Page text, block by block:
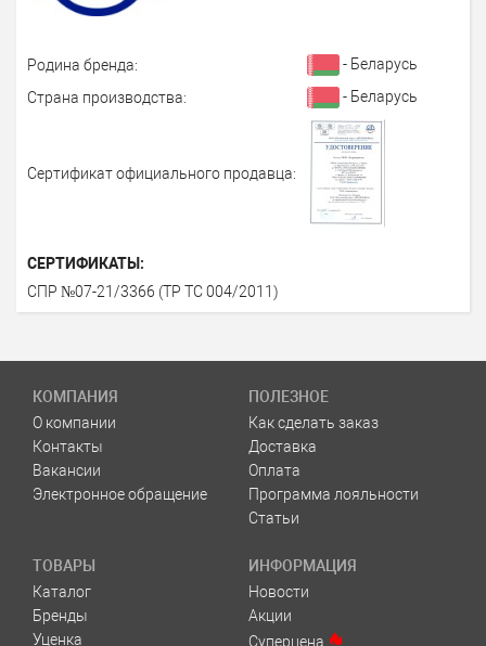
Родина бренда:
- Беларусь
Страна производства:
- Беларусь
Сертификат официального продавца:
СЕРТИФИКАТЫ:
СПР №07-21/3366 (ТР ТС 004/2011)
КОМПАНИЯ
О компании
Контакты
Вакансии
Электронное обращение
ПОЛЕЗНОЕ
Как сделать заказ
Доставка
Оплата
Программа лояльности
Статьи
ТОВАРЫ
Каталог
Бренды
Уценка
ИНФОРМАЦИЯ
Новости
Акции
Суперцена